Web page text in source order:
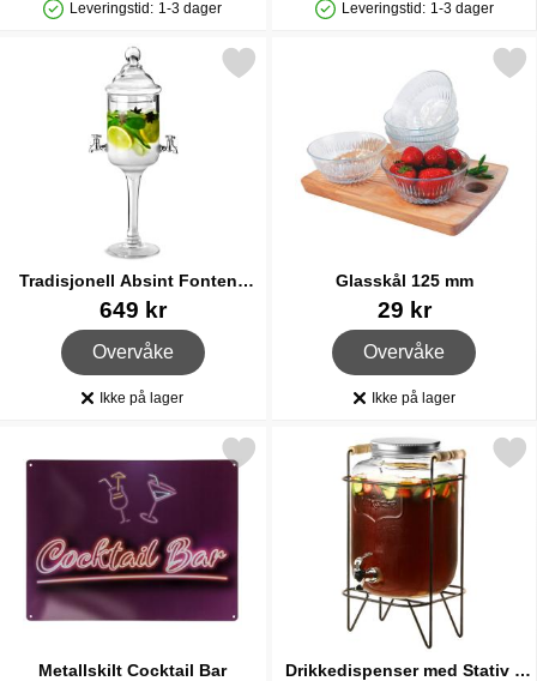
Produkttilgjengelighet: På lager
Leveringstid: 1-3 dager
Produkttilgjengelighet: På lager
Leveringstid: 1-3 dager
Tradisjonell Absint Fontene
Glass
Varenummer 16668
649 kr
Overvåke
, Tradisjonell Absint Fontene Glass
Produkttilgjengelighet:
Ikke på lager
Merk tradisjonell Absint Fontene Glass som favoritt
Glasskål 125 mm
Varenummer 38284
29 kr
Overvåke
, Glasskål 125 mm
Produkttilgjengelighet:
Ikke på lager
Merk glasskål 125
Metallskilt Cocktail Bar
Merk metallskilt Cocktail Bar som favoritt
Drikkedispenser med Stativ 8
Merk drikkedispenser med